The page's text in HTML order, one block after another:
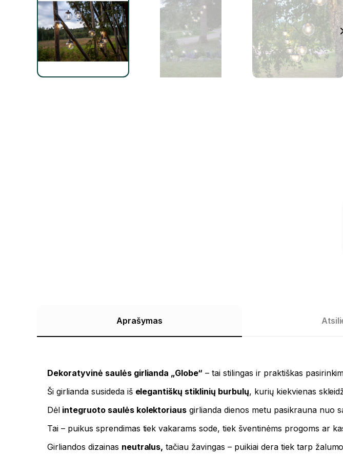
Aprašymas
Dekoratyvinė saulės girlianda „Globe“ – tai stilingas ir praktiškas
Ši girlianda susideda iš elegantiškų stiklinių burbulų, kurių kiekvienas
Dėlintegruoto saulės kolektoriaus girlianda dienos metu pasikrauna nuo
Tai – puikus sprendimas tiek vakarams sode, tiek šventinėms progoms ar
Girliandos dizainas neutralus, tačiau žavingas – puikiai dera tiek tarp